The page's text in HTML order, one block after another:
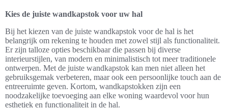
Kies de juiste wandkapstok voor uw hal
Bij het kiezen van de juiste wandkapstok voor de hal is het
belangrijk om rekening te houden met zowel stijl als functionaliteit.
Er zijn talloze opties beschikbaar die passen bij diverse
interieurstijlen, van modern en minimalistisch tot meer traditionele
ontwerpen. Met de juiste wandkapstok kan men niet alleen het
gebruiksgemak verbeteren, maar ook een persoonlijke touch aan de
entreeruimte geven. Kortom, wandkapstokken zijn een
noodzakelijke toevoeging aan elke woning waardevol voor hun
esthetiek en functionaliteit in de hal.